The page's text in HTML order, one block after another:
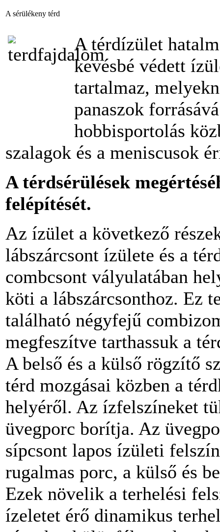
A sérülékeny térd
A térdízület
kevésbé védett
tartalmaz,
panaszok
hobbisportolás
szalagok és a meniscusok
A térdsérülések
felépítését.
Az ízület a következő
lábszárcsont ízülete és a
combcsont vályulatában
köti a lábszárcsonthoz. Ez
található négyfejű
megfeszítve tarthassuk a
A belső és a külső rögzítő
térd mozgásai közben a
helyéről. Az ízfelszíneket
üvegporc borítja. Az
sípcsont lapos ízületi
rugalmas porc, a külső és
Ezek növelik a terhelési
ízeletet érő dinamikus